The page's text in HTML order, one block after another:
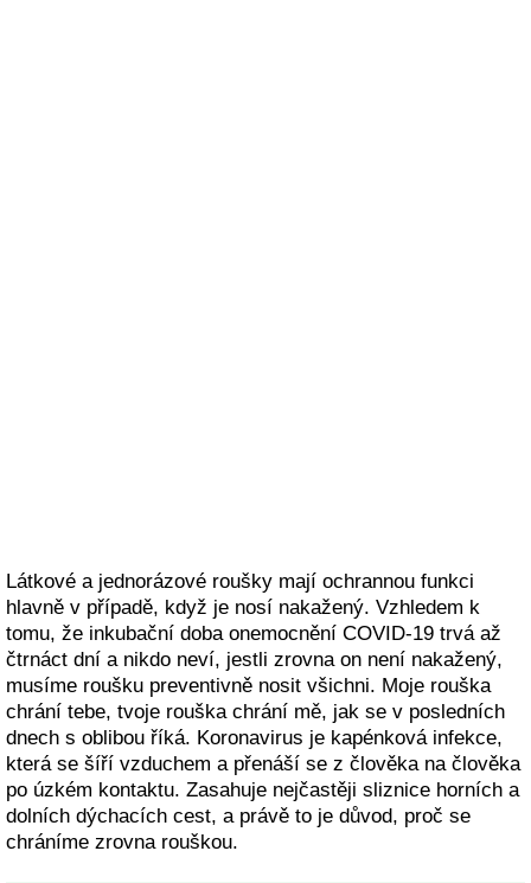
Látkové a jednorázové roušky mají ochrannou funkci
hlavně v případě, když je nosí nakažený. Vzhledem k
tomu, že inkubační doba onemocnění COVID-19 trvá až
čtrnáct dní a nikdo neví, jestli zrovna on není nakažený,
musíme roušku preventivně nosit všichni. Moje rouška
chrání tebe, tvoje rouška chrání mě, jak se v posledních
dnech s oblibou říká. Koronavirus je kapénková infekce,
která se šíří vzduchem a přenáší se z člověka na člověka
po úzkém kontaktu. Zasahuje nejčastěji sliznice horních a
dolních dýchacích cest, a právě to je důvod, proč se
chráníme zrovna rouškou.